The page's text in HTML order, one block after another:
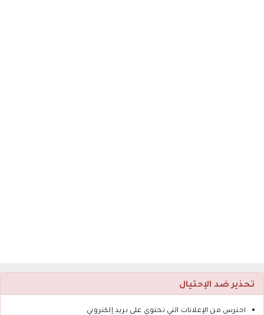
تحذير ضد الإحتيال
احترس من الإعلانات التي تحتوي على بريد إلكتروني